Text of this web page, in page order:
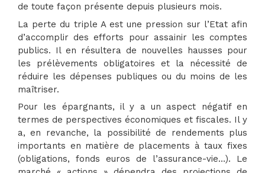
de toute façon présente depuis plusieurs mois.
La perte du triple A est une pression sur l’Etat afin
d’accomplir des efforts pour assainir les comptes
publics. Il en résultera de nouvelles hausses pour
les prélèvements obligatoires et la nécessité de
réduire les dépenses publiques ou du moins de les
maîtriser.
Pour les épargnants, il y a un aspect négatif en
termes de perspectives économiques et fiscales. Il y
a, en revanche, la possibilité de rendements plus
importants en matière de placements à taux fixes
(obligations, fonds euros de l’assurance-vie…). Le